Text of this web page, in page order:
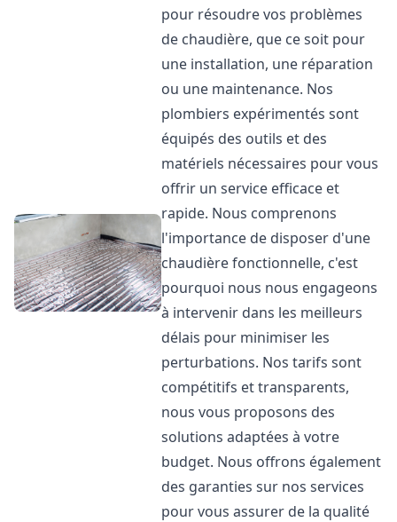
pour résoudre vos problèmes
de chaudière, que ce soit pour
une installation, une réparation
ou une maintenance. Nos
plombiers expérimentés sont
équipés des outils et des
matériels nécessaires pour vous
offrir un service efficace et
rapide. Nous comprenons
l'importance de disposer d'une
chaudière fonctionnelle, c'est
pourquoi nous nous engageons
à intervenir dans les meilleurs
délais pour minimiser les
perturbations. Nos tarifs sont
compétitifs et transparents,
nous vous proposons des
solutions adaptées à votre
budget. Nous offrons également
des garanties sur nos services
pour vous assurer de la qualité